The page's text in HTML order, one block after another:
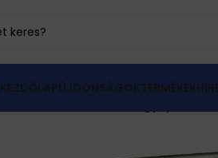
KEZDŐLAPÚJDONSÁGOKTERMÉKEK